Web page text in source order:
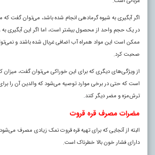
اگر آبگیری به شیوه گرمادهی انجام شده باشد، می‌توان گفت که
در یک حجم واحد از محصول بیشتر است، اما اگر این آبگیری
ممکن است این مواد همراه آب اضافی غربال شده باشند و
صحبت کرد.
از ویژگی‌های دیگری که برای این خوراکی می‌توان گفت، میزان
است که حتی در برخی موارد توصیه می‌شود که والدین آن را
ترش‌مزه و مضر دیگر کنند.
مضرات مصرف قره قروت
البته از آنجایی که برای تهیه قره قروت نمک زیادی مصرف
دارای فشار خون بالا خطرناک است.